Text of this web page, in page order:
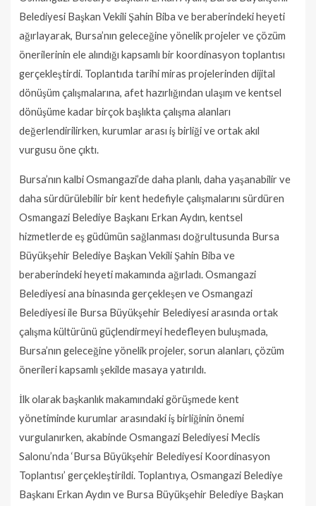
Belediyesi Başkan Vekili Şahin Biba ve beraberindeki heyeti
ağırlayarak, Bursa’nın geleceğine yönelik projeler ve çözüm
önerilerinin ele alındığı kapsamlı bir koordinasyon toplantısı
gerçekleştirdi. Toplantıda tarihi miras projelerinden dijital
dönüşüm çalışmalarına, afet hazırlığından ulaşım ve kentsel
dönüşüme kadar birçok başlıkta çalışma alanları
değerlendirilirken, kurumlar arası iş birliği ve ortak akıl
vurgusu öne çıktı.
Bursa’nın kalbi Osmangazi’de daha planlı, daha yaşanabilir ve
daha sürdürülebilir bir kent hedefiyle çalışmalarını sürdüren
Osmangazi Belediye Başkanı Erkan Aydın, kentsel
hizmetlerde eş güdümün sağlanması doğrultusunda Bursa
Büyükşehir Belediye Başkan Vekili Şahin Biba ve
beraberindeki heyeti makamında ağırladı. Osmangazi
Belediyesi ana binasında gerçekleşen ve Osmangazi
Belediyesi ile Bursa Büyükşehir Belediyesi arasında ortak
çalışma kültürünü güçlendirmeyi hedefleyen buluşmada,
Bursa’nın geleceğine yönelik projeler, sorun alanları, çözüm
önerileri kapsamlı şekilde masaya yatırıldı.
İlk olarak başkanlık makamındaki görüşmede kent
yönetiminde kurumlar arasındaki iş birliğinin önemi
vurgulanırken, akabinde Osmangazi Belediyesi Meclis
Salonu’nda ‘Bursa Büyükşehir Belediyesi Koordinasyon
Toplantısı’ gerçekleştirildi. Toplantıya, Osmangazi Belediye
Başkanı Erkan Aydın ve Bursa Büyükşehir Belediye Başkan